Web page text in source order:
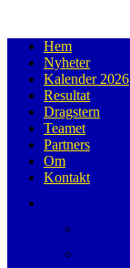
Hem
Nyheter
Kalender 2026
Resultat
Dragstern
Teamet
Partners
Om
Kontakt